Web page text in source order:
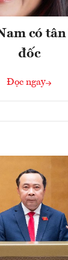
có
đốc
Đọc ngay